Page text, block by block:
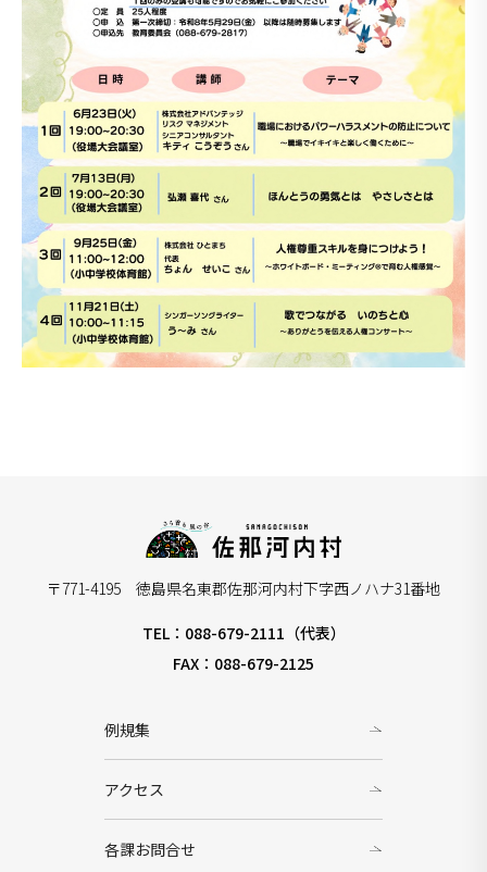
〒771-4195 徳島県名東郡佐那河内村下字西ノハナ31番地
TEL：088-679-2111（代表）
FAX：088-679-2125
例規集
アクセス
各課お問合せ